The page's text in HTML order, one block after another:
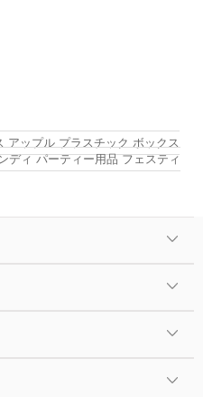
アップル プラスチック ボックス
ディ パーティー用品 フェスティ